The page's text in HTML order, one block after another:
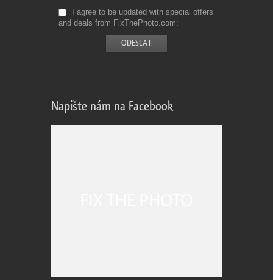
I agree to be updated with special offers
and deals from FixThePhoto.com
Napište nám na Facebook